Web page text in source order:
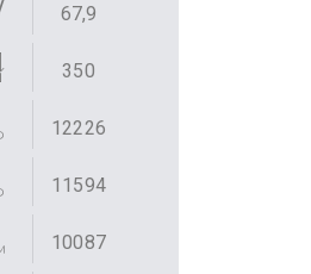
67,9
350
12226
11594
10087